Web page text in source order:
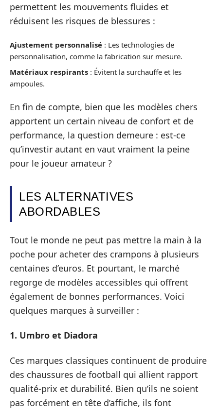
permettent les mouvements fluides et
réduisent les risques de blessures :
Ajustement personnalisé : Les technologies de
personnalisation, comme la fabrication sur mesure.
Matériaux respirants : Évitent la surchauffe et les
ampoules.
En fin de compte, bien que les modèles chers
apportent un certain niveau de confort et de
performance, la question demeure : est-ce
qu’investir autant en vaut vraiment la peine
pour le joueur amateur ?
LES ALTERNATIVES
ABORDABLES
Tout le monde ne peut pas mettre la main à la
poche pour acheter des crampons à plusieurs
centaines d’euros. Et pourtant, le marché
regorge de modèles accessibles qui offrent
également de bonnes performances. Voici
quelques marques à surveiller :
1. Umbro et Diadora
Ces marques classiques continuent de produire
des chaussures de football qui allient rapport
qualité-prix et durabilité. Bien qu’ils ne soient
pas forcément en tête d’affiche, ils font